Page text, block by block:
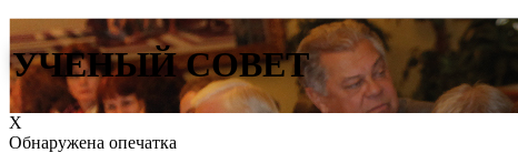
УЧЕНЫЙ СОВЕТ
Х
Обнаружена опечатка